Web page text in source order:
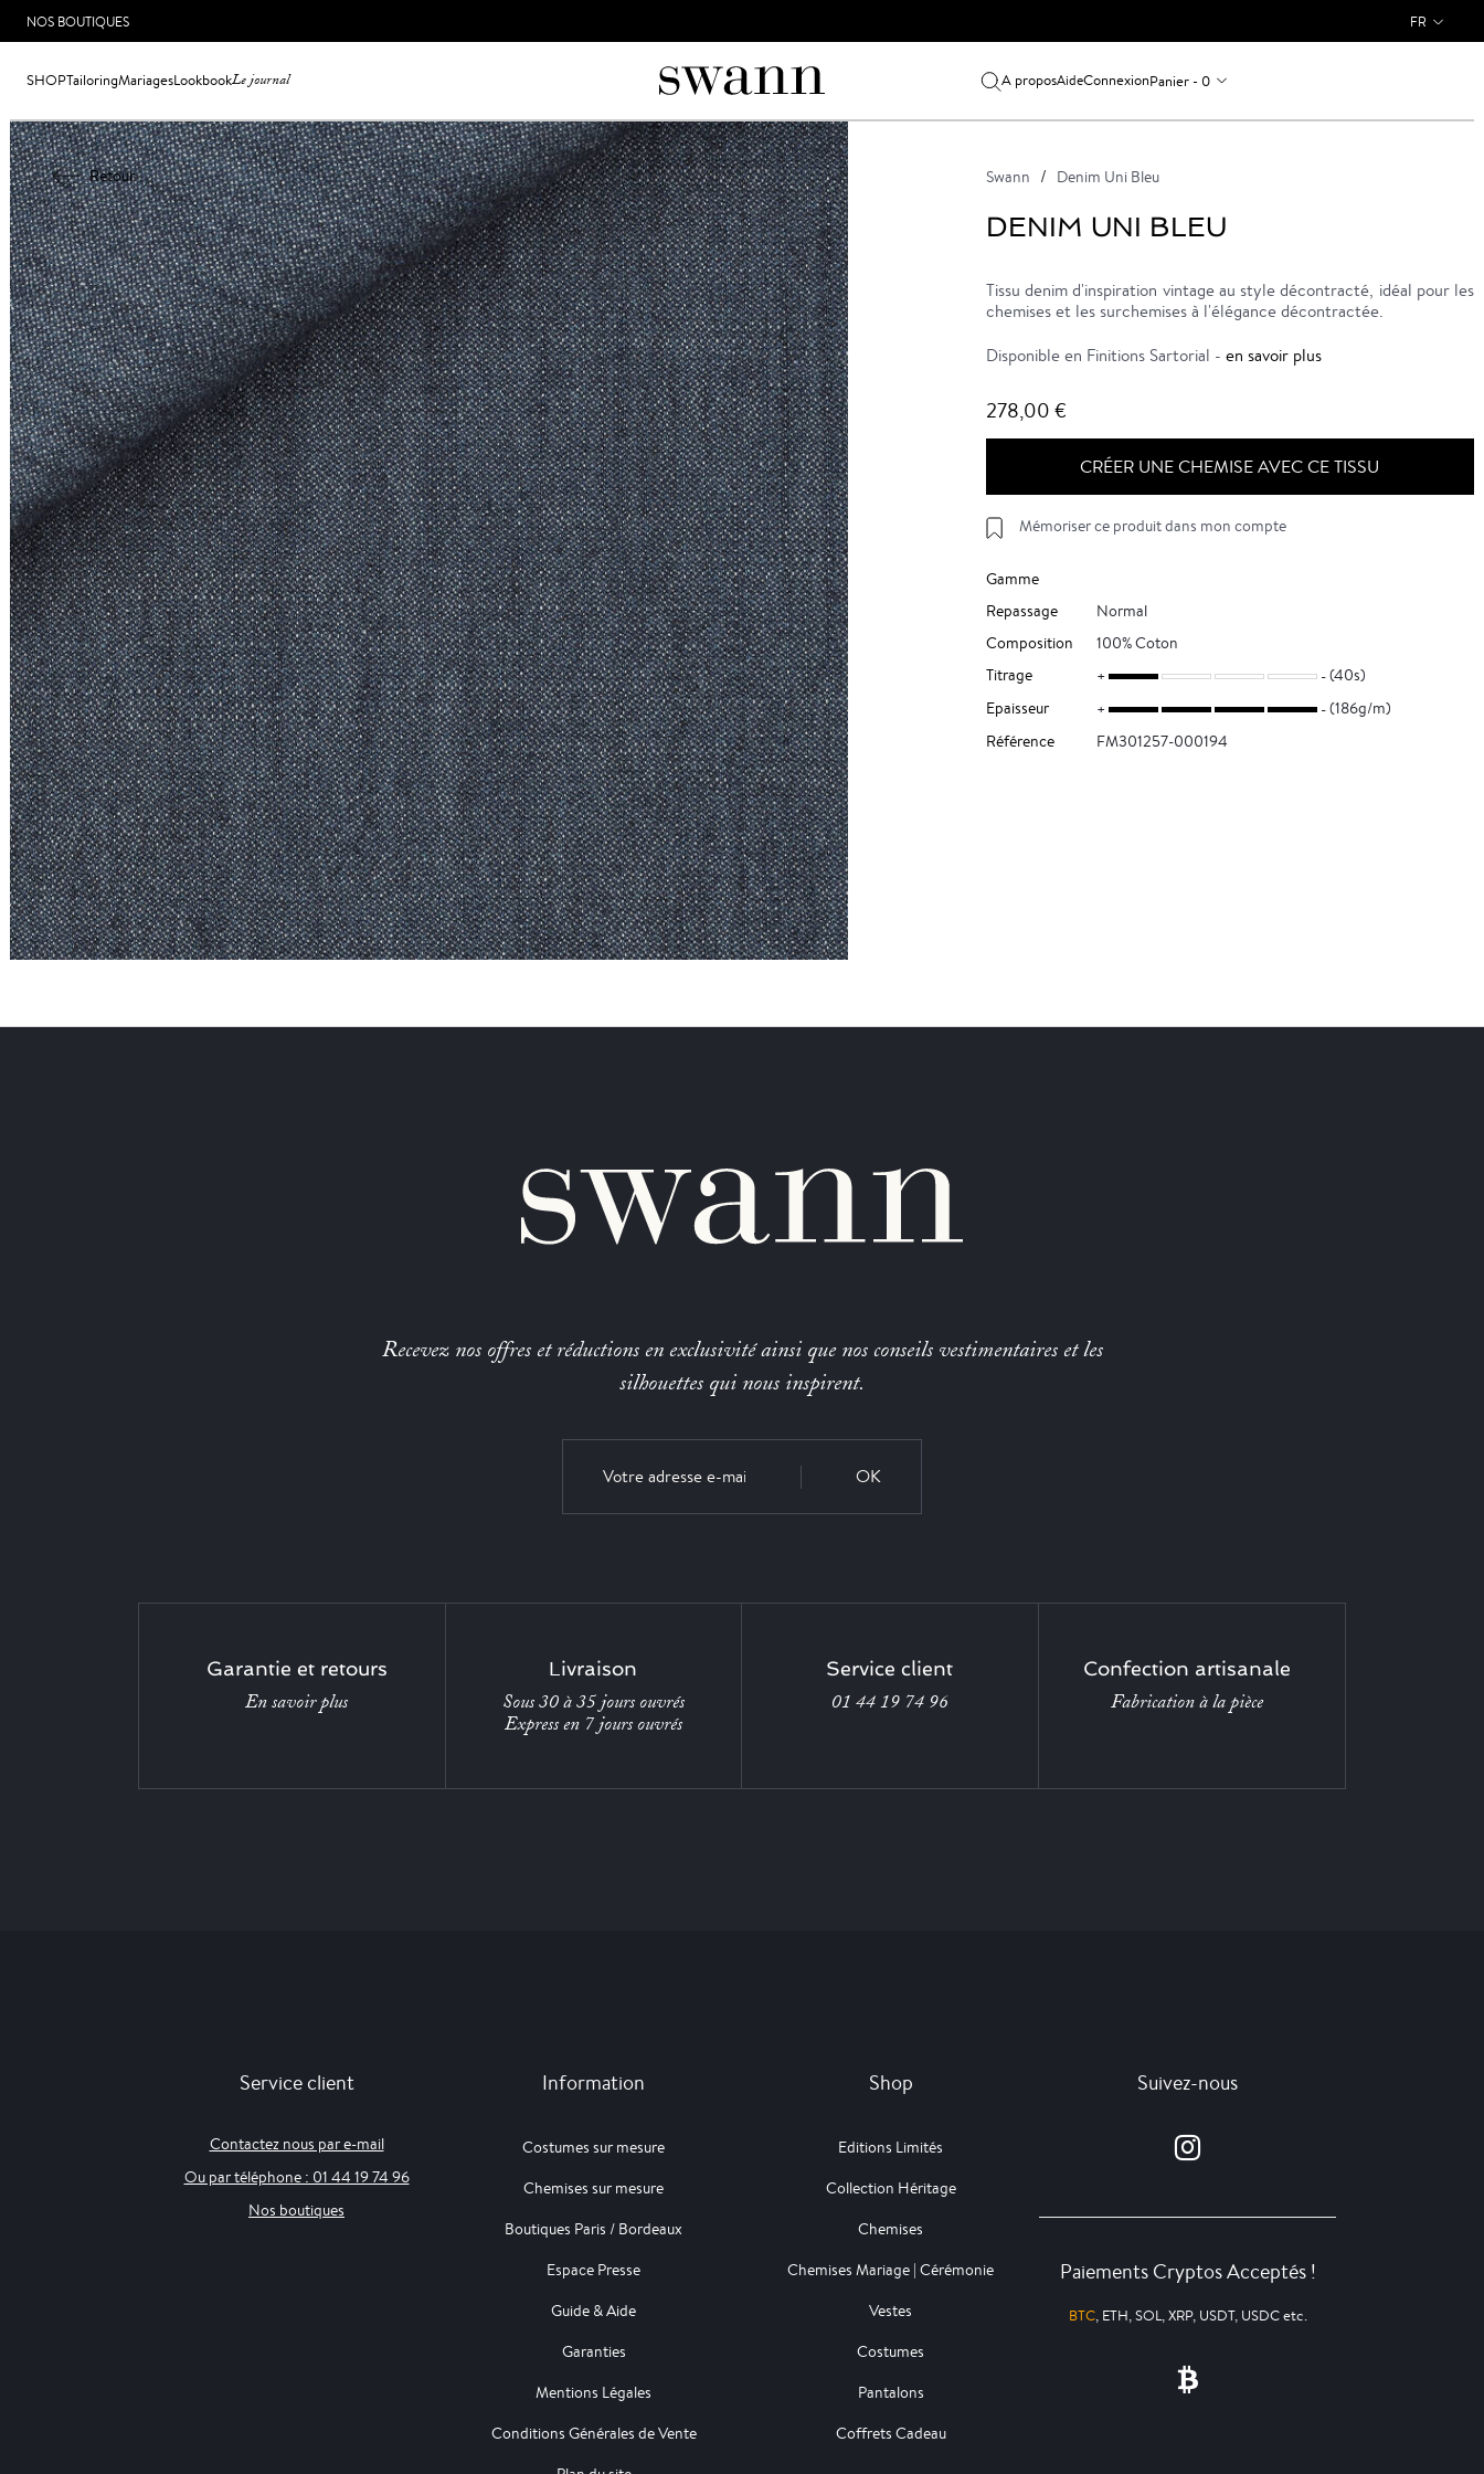
NOS BOUTIQUES FR
SHOPTailoringMariagesLookbookLe journal A proposAideConnexionPanier - 0
Retour Swann Denim Uni Bleu
DENIM UNI BLEU
Tissu denim d'inspiration vintage au style décontracté, idéal pour les
chemises et les surchemises à l'élégance décontractée.
Disponible en Finitions Sartorial - en savoir plus
278,00 €
CRÉER UNE CHEMISE AVEC CE TISSU
Mémoriser ce produit dans mon compte
Gamme
Repassage
Normal
Composition
100% Coton
Titrage
(40s)
Epaisseur
(186g/m)
Référence
FM301257-000194
Recevez nos offres et réductions en exclusivité ainsi que nos conseils vestimentaires et les
silhouettes qui nous inspirent.
OK
Garantie et retours
En savoir plus
Livraison
Sous 30 à 35 jours ouvrés
Express en 7 jours ouvrés
Service client
01 44 19 74 96
Confection artisanale
Fabrication à la pièce
Service client
Contactez nous par e-mail
Ou par téléphone : 01 44 19 74 96
Nos boutiques
Information
Costumes sur mesure
Chemises sur mesure
Boutiques Paris / Bordeaux
Espace Presse
Guide & Aide
Garanties
Mentions Légales
Conditions Générales de Vente
Shop
Editions Limités
Collection Héritage
Chemises
Chemises Mariage | Cérémonie
Vestes
Costumes
Pantalons
Coffrets Cadeau
Suivez-nous
Paiements Cryptos Acceptés !
BTC, ETH, SOL, XRP, USDT, USDC etc.